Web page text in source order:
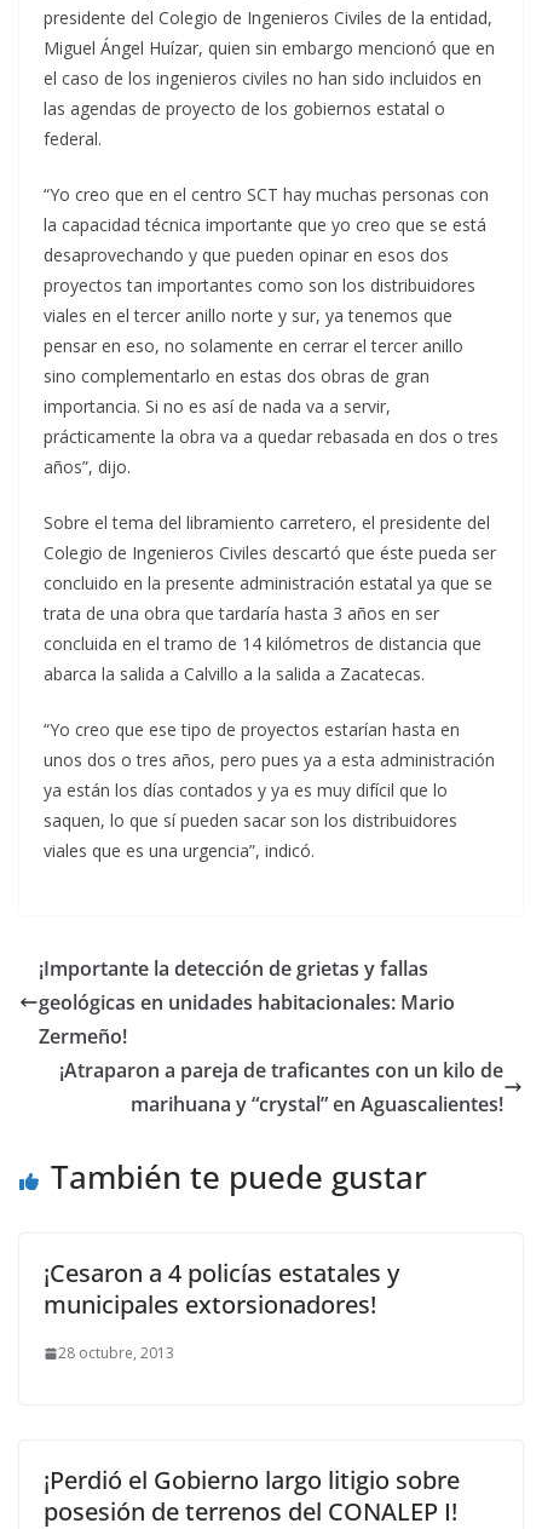
presidente del Colegio de Ingenieros Civiles de la entidad,
Miguel Ángel Huízar, quien sin embargo mencionó que en
el caso de los ingenieros civiles no han sido incluidos en
las agendas de proyecto de los gobiernos estatal o
federal.
“Yo creo que en el centro SCT hay muchas personas con
la capacidad técnica importante que yo creo que se está
desaprovechando y que pueden opinar en esos dos
proyectos tan importantes como son los distribuidores
viales en el tercer anillo norte y sur, ya tenemos que
pensar en eso, no solamente en cerrar el tercer anillo
sino complementarlo en estas dos obras de gran
importancia. Si no es así de nada va a servir,
prácticamente la obra va a quedar rebasada en dos o tres
años”, dijo.
Sobre el tema del libramiento carretero, el presidente del
Colegio de Ingenieros Civiles descartó que éste pueda ser
concluido en la presente administración estatal ya que se
trata de una obra que tardaría hasta 3 años en ser
concluida en el tramo de 14 kilómetros de distancia que
abarca la salida a Calvillo a la salida a Zacatecas.
“Yo creo que ese tipo de proyectos estarían hasta en
unos dos o tres años, pero pues ya a esta administración
ya están los días contados y ya es muy difícil que lo
saquen, lo que sí pueden sacar son los distribuidores
viales que es una urgencia”, indicó.
¡Importante la detección de grietas y fallas
geológicas en unidades habitacionales: Mario
Zermeño!
¡Atraparon a pareja de traficantes con un kilo de
marihuana y “crystal” en Aguascalientes!
También te puede gustar
¡Cesaron a 4 policías estatales y
municipales extorsionadores!
28 octubre, 2013
¡Perdió el Gobierno largo litigio sobre
posesión de terrenos del CONALEP I!